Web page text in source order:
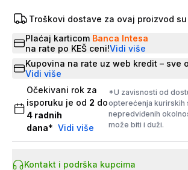
Troškovi dostave za ovaj proizvod su
Plaćaj karticom Banca Intesa
na rate po KEŠ ceni!Vidi više
Kupovina na rate uz web kredit – sve
Vidi više
Očekivani rok za
isporuku je od 2 do
4 radnih
dana* Vidi više
*U zavisnosti od
opterećenja kurirskih
nepredviđenih
može biti i duži.
Kontakt i podrška kupcima